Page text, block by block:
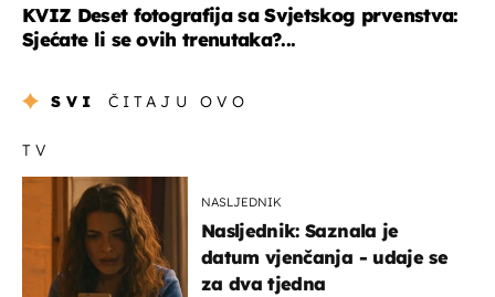
KVIZ Deset fotografija sa Svjetskog prvenstva:
Sjećate li se ovih trenutaka?...
SVI ČITAJU OVO
TV
NASLJEDNIK
Nasljednik: Saznala je
datum vjenčanja - udaje se
za dva tjedna